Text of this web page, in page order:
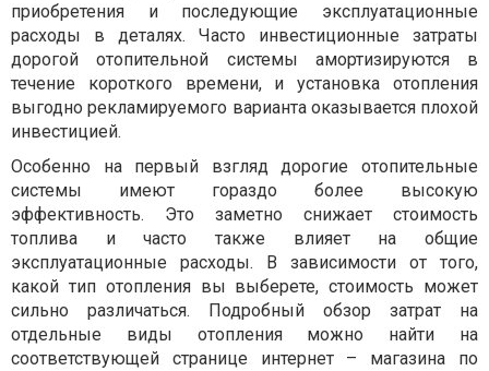
приобретения и последующие эксплуатационные
расходы в деталях. Часто инвестиционные затраты
дорогой отопительной системы амортизируются в
течение короткого времени, и установка отопления
выгодно рекламируемого варианта оказывается плохой
инвестицией.
Особенно на первый взгляд дорогие отопительные
системы имеют гораздо более высокую
эффективность. Это заметно снижает стоимость
топлива и часто также влияет на общие
эксплуатационные расходы. В зависимости от того,
какой тип отопления вы выберете, стоимость может
сильно различаться. Подробный обзор затрат на
отдельные виды отопления можно найти на
соответствующей странице интернет – магазина по